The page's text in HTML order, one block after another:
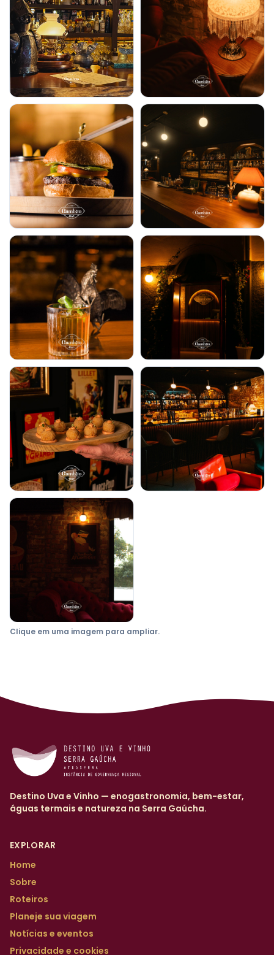
Clique em uma imagem para ampliar.
Destino Uva e Vinho — enogastronomia, bem-estar,
águas termais e natureza na Serra Gaúcha.
EXPLORAR
Home
Sobre
Roteiros
Planeje sua viagem
Notícias e eventos
Privacidade e cookies